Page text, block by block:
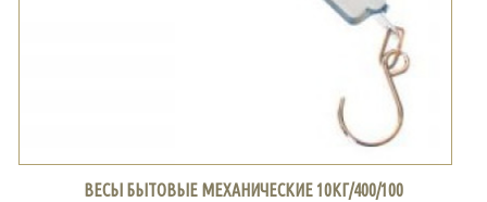
ВЕСЫ БЫТОВЫЕ МЕХАНИЧЕСКИЕ 10КГ/400/100